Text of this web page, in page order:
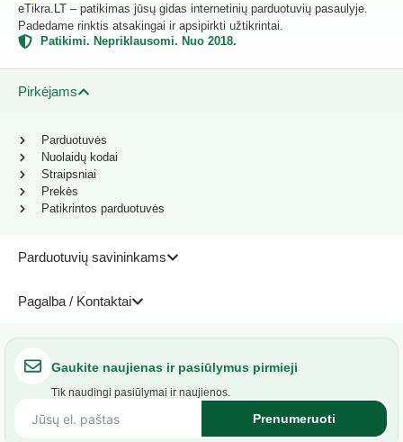
eTikra.LT – patikimas jūsų gidas internetinių parduotuvių pasaulyje.
Padedame rinktis atsakingai ir apsipirkti užtikrintai.
Patikimi. Nepriklausomi. Nuo 2018.
Pirkėjams
Parduotuvių savininkams
Pagalba / Kontaktai
Parduotuvės
Nuolaidų kodai
Straipsniai
Prekės
Patikrintos parduotuvės
Gaukite naujienas ir pasiūlymus pirmieji
Tik naudingi pasiūlymai ir naujienos.
Prenumeruoti